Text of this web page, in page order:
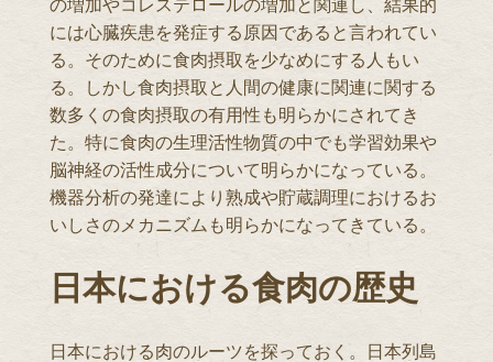
の増加やコレステロールの増加と関連し、結果的
には心臓疾患を発症する原因であると言われてい
る。そのために食肉摂取を少なめにする人もい
る。しかし食肉摂取と人間の健康に関連に関する
数多くの食肉摂取の有用性も明らかにされてき
た。特に食肉の生理活性物質の中でも学習効果や
脳神経の活性成分について明らかになっている。
機器分析の発達により熟成や貯蔵調理におけるお
いしさのメカニズムも明らかになってきている。
日本における食肉の歴史
日本における肉のルーツを探っておく。日本列島